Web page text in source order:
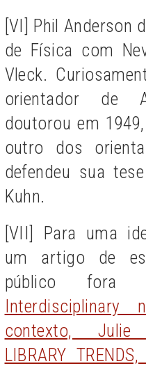
[VI] Phil Anderson
de Física com
Vleck.
orientador de
doutorou em
outro dos
defendeu sua
Kuhn.
[VII] Para uma
um artigo de
público fora
Interdisciplinary
contexto, Julie
LIBRARY